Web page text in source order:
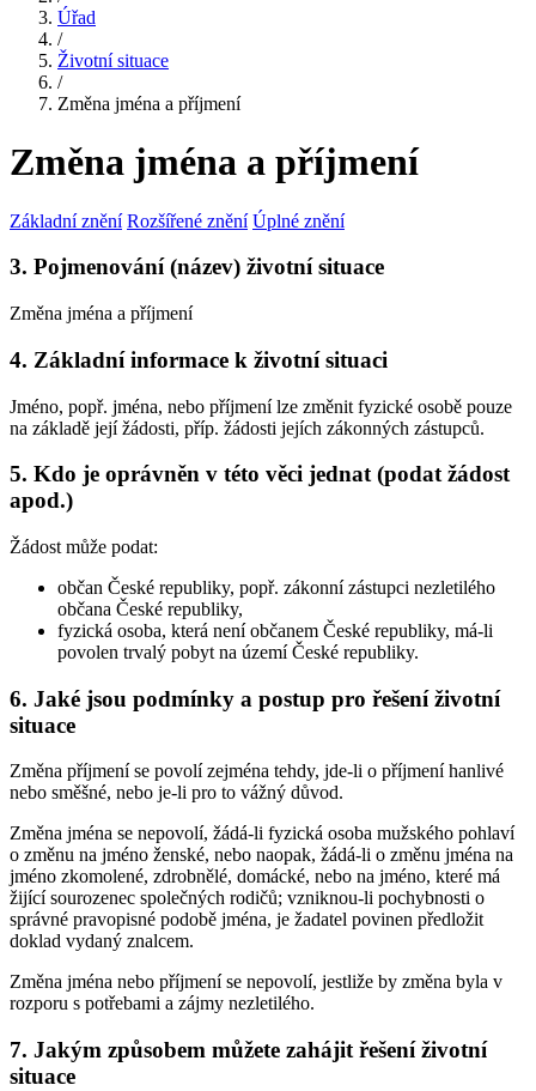
Úřad
/
Životní situace
/
Změna jména a příjmení
Změna jména a příjmení
Základní znění Rozšířené znění Úplné znění
3. Pojmenování (název) životní situace
Změna jména a příjmení
4. Základní informace k životní situaci
Jméno, popř. jména, nebo příjmení lze změnit fyzické osobě pouze
na základě její žádosti, příp. žádosti jejích zákonných zástupců.
5. Kdo je oprávněn v této věci jednat (podat žádost
apod.)
Žádost může podat:
občan České republiky, popř. zákonní zástupci nezletilého
občana České republiky,
fyzická osoba, která není občanem České republiky, má-li
povolen trvalý pobyt na území České republiky.
6. Jaké jsou podmínky a postup pro řešení životní
situace
Změna příjmení se povolí zejména tehdy, jde-li o příjmení hanlivé
nebo směšné, nebo je-li pro to vážný důvod.
Změna jména se nepovolí, žádá-li fyzická osoba mužského pohlaví
o změnu na jméno ženské, nebo naopak, žádá-li o změnu jména na
jméno zkomolené, zdrobnělé, domácké, nebo na jméno, které má
žijící sourozenec společných rodičů; vzniknou-li pochybnosti o
správné pravopisné podobě jména, je žadatel povinen předložit
doklad vydaný znalcem.
Změna jména nebo příjmení se nepovolí, jestliže by změna byla v
rozporu s potřebami a zájmy nezletilého.
7. Jakým způsobem můžete zahájit řešení životní
situace